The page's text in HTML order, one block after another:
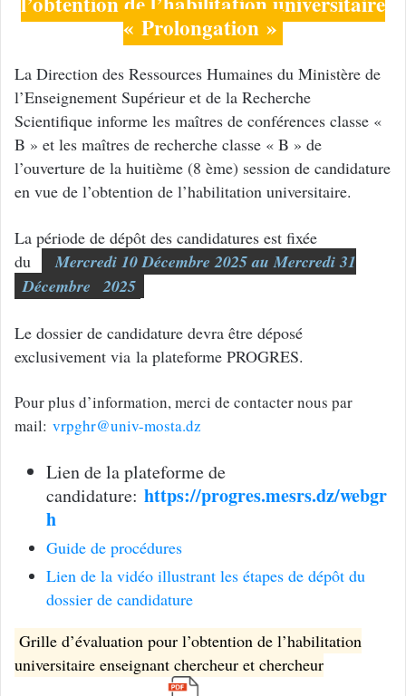
« Prolongation »
La Direction des Ressources Humaines du Ministère de
l’Enseignement Supérieur et de la Recherche
Scientifique informe les maîtres de conférences classe «
B » et les maîtres de recherche classe « B » de
l’ouverture de la huitième (8 ème) session de candidature
en vue de l’obtention de l’habilitation universitaire.
La période de dépôt des candidatures est fixée
du
Mercredi 10 Décembre 2025 au Mercredi 31
Décembre 2025
Le dossier de candidature devra être déposé
exclusivement via la plateforme PROGRES.
Pour plus d’information, merci de contacter nous par
mail: vrpghr@univ-mosta.dz
Lien de la plateforme de
candidature: https://progres.mesrs.dz/webgr
h
Guide de procédures
Lien de la vidéo illustrant les étapes de dépôt du
dossier de candidature
Grille d’évaluation pour l’obtention de l’habilitation
universitaire enseignant chercheur et chercheur